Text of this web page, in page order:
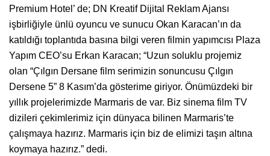
Premium Hotel’ de; DN Kreatif Dijital Reklam Ajansı
işbirliğiyle ünlü oyuncu ve sunucu Okan Karacan’ın da
katıldığı toplantıda basına bilgi veren filmin yapımcısı Plaza
Yapım CEO’su Erkan Karacan; “Uzun soluklu projemiz
olan “Çılgın Dersane film serimizin sonuncusu Çılgın
Dersene 5” 8 Kasım’da gösterime giriyor. Önümüzdeki bir
yıllık projelerimizde Marmaris de var. Biz sinema film TV
dizileri çekimlerimiz için dünyaca bilinen Marmaris’te
çalışmaya hazırız. Marmaris için biz de elimizi taşın altına
koymaya hazırız.” dedi.